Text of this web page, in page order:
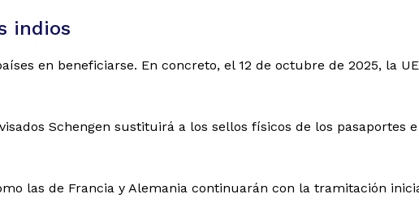
indios
en beneficiarse. En concreto, el 12 de octubre de 2025, la
Schengen sustituirá a los sellos físicos de los
las de Francia y Alemania continuarán con la tramitación